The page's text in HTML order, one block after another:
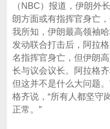
（NBC）报道，伊朗外
朗方面或有指挥官身亡
我所知，伊朗最高领袖
发动联合打击后，阿拉
名指挥官身亡，但伊朗
长与议会议长。阿拉格
但这并不是什么大问题
格齐说，“所有人都坚守
正常。”